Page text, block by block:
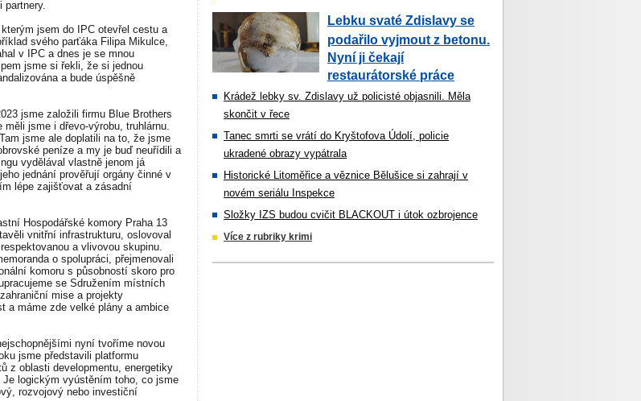
partnery.
jsem do IPC otevřel cestu a
svého parťáka Filipa Mikulce,
v IPC a dnes je se mnou
jsme si řekli, že si jednou
a bude úspěšně
jsme založili firmu Blue Brothers
jsme i dřevo-výrobu, truhlárnu.
Tam jsme ale doplatili na to, že jsme
peníze a my je buď neuřídili a
vydělával vlastně jenom já
jednání prověřují orgány činné v
lépe zajišťovat a zásadní
Hospodářské komory Praha 13
vnitřní infrastrukturu, oslovoval
a vlivovou skupinu.
o spolupráci, přejmenovali
komoru s působností skoro pro
se Sdružením místních
mise a projekty
a máme zde velké plány a ambice
nyní tvoříme novou
jsme představili platformu
z oblasti developmentu, energetiky
logickým vyústěním toho, co jsme
rozvojový nebo investiční
Lebku svaté Zdislavy se
podařilo vyjmout z betonu.
Nyní ji čekají
restaurátorské práce
Krádež lebky sv. Zdislavy už policisté objasnili. Měla
skončit v řece
Tanec smrti se vrátí do Kryštofova Údolí, policie
ukradené obrazy vypátrala
Historické Litoměřice a věznice Bělušice si zahrají v
novém seriálu Inspekce
Složky IZS budou cvičit BLACKOUT i útok ozbrojence
Více z rubriky krimi